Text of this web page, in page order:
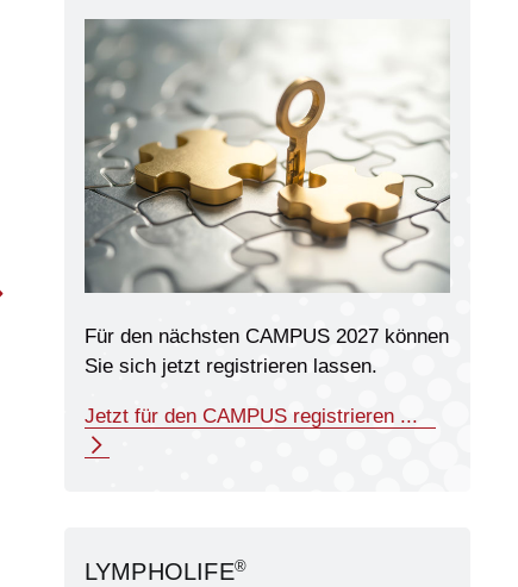
Für den nächsten CAMPUS 2027 können
Sie sich jetzt registrieren lassen.
Jetzt für den CAMPUS registrieren ...
LYMPHOLIFE®